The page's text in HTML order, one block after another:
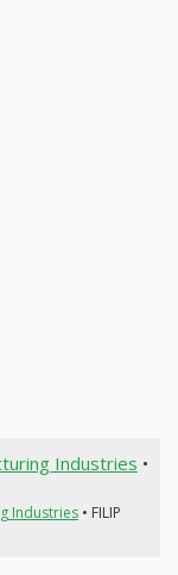
Industries •
Industries• FILIP